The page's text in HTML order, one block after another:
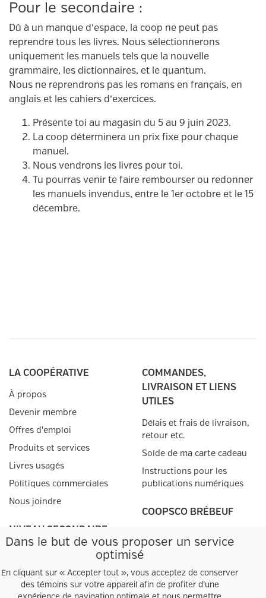
Dans le but de vous proposer un service
optimisé
En cliquant sur « Accepter tout », vous acceptez de conserver
des témoins sur votre appareil afin de profiter d’une
Pour le secondaire :
Dû à un manque d’espace, la coop ne peut pas
reprendre tous les livres. Nous sélectionnerons
uniquement les manuels tels que la nouvelle
grammaire, les dictionnaires, et le quantum.
Nous ne reprendrons pas les romans en français, en
anglais et les cahiers d’exercices.
Présente toi au magasin du 5 au 9 juin 2023.
La coop déterminera un prix fixe pour chaque
manuel.
Nous vendrons les livres pour toi.
Tu pourras venir te faire rembourser ou redonner
les manuels invendus, entre le 1er octobre et le 15
décembre.
LA COOPÉRATIVE
À propos
Devenir membre
Offres d'emploi
Produits et services
Livres usagés
Politiques commerciales
Nous joindre
NIVEAU SECONDAIRE
Liste de matériel scolaire
COMMANDES,
LIVRAISON ET LIENS
UTILES
Délais et frais de livraison,
retour etc.
Solde de ma carte cadeau
Instructions pour les
publications numériques
COOPSCO BRÉBEUF
5625 Avenue Decelles
Montréal, QC
téléphone:(514) 342-3665
télécopieur:(514) 342-0118